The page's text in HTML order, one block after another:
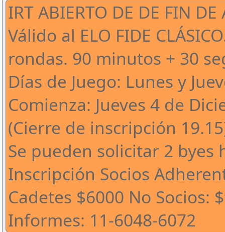
IRT ABIERTO DE DE FIN DE
Válido al ELO FIDE
rondas. 90 minutos + 30
Días de Juego: Lunes y
Comienza: Jueves 4 de
(Cierre de inscripción
Se pueden solicitar 2 byes
Inscripción Socios
Cadetes $6000 No Socios:
Informes: 11-6048-6072